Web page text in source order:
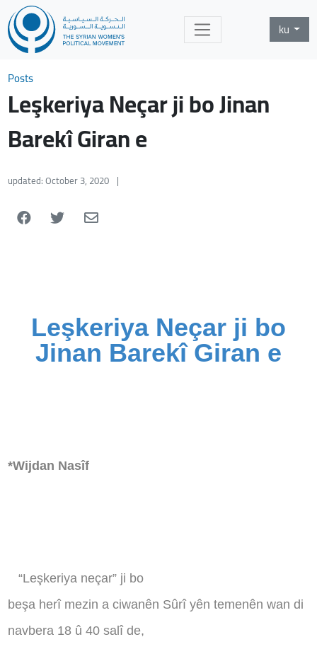
ku
Posts
Leşkeriya Neçar ji bo Jinan
Barekî Giran e
updated: October 3, 2020 |
Leşkeriya Neçar ji bo
Jinan Barekî Giran e
*Wijdan Nasîf
“Leşkeriya neçar” ji bo
beşa herî mezin a ciwanên Sûrî yên temenên wan di
navbera 18 û 40 salî de,